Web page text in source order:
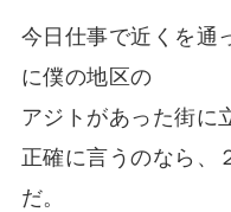
今日仕事で近くを通
に僕の地区の
アジトがあった街に
正確に言うのなら、
だ。